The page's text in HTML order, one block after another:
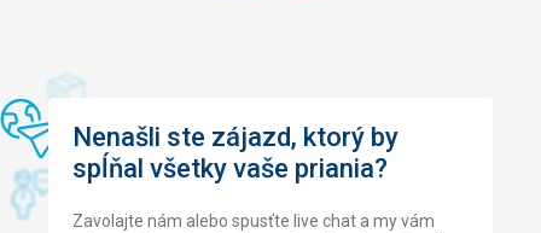
Nenašli ste zájazd, ktorý by
spĺňal všetky vaše priania?
Zavolajte nám alebo spusťte live chat a my vám